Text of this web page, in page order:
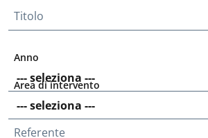
Titolo
Anno
Area di intervento
Referente